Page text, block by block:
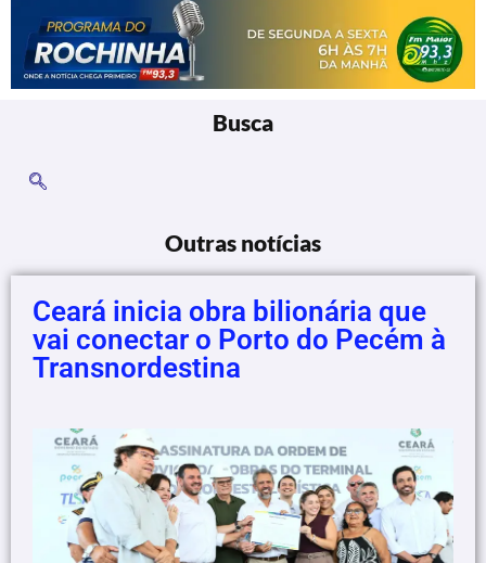
Busca
Outras notícias
Ceará inicia obra bilionária que
vai conectar o Porto do Pecém à
Transnordestina